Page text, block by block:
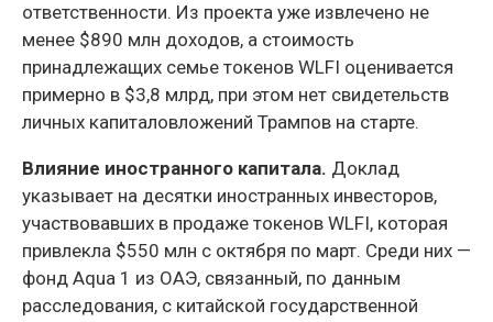
ответственности. Из проекта уже извлечено не
менее $890 млн доходов, а стоимость
принадлежащих семье токенов WLFI оценивается
примерно в $3,8 млрд, при этом нет свидетельств
личных капиталовложений Трампов на старте.
Влияние иностранного капитала. Доклад
указывает на десятки иностранных инвесторов,
участвовавших в продаже токенов WLFI, которая
привлекла $550 млн с октября по март. Среди них —
фонд Aqua 1 из ОАЭ, связанный, по данным
расследования, с китайской государственной